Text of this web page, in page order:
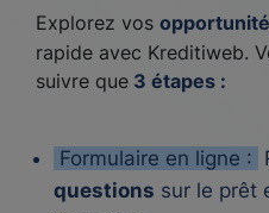
Explorez vos
rapide avec Kreditiweb.
suivre que 3 étapes :
Formulaire en ligne :
questions sur le prêt